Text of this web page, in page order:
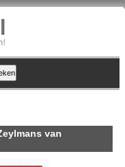
van